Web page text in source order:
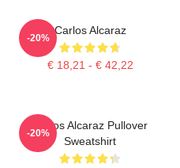
Carlos Alcaraz
€ 18,21 - € 42,22
-20%
Carlos Alcaraz Pullover
Sweatshirt
-20%